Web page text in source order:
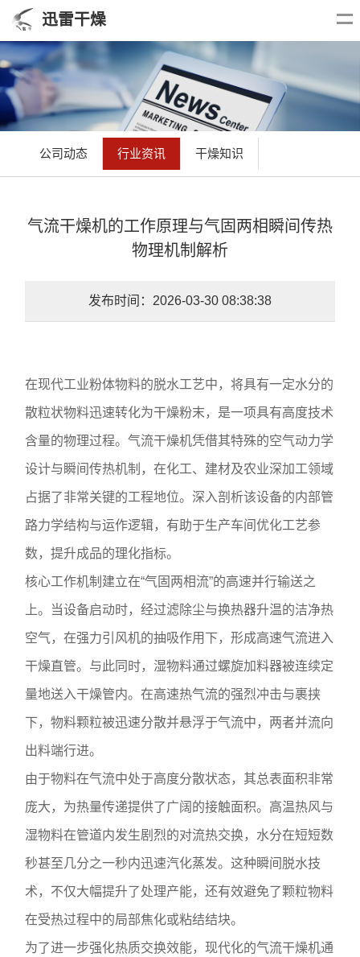
迅雷干燥
公司动态 行业资讯 干燥知识
气流干燥机的工作原理与气固两相瞬间传热
物理机制解析
发布时间：2026-03-30 08:38:38
在现代工业粉体物料的脱水工艺中，将具有一定水分的
散粒状物料迅速转化为干燥粉末，是一项具有高度技术
含量的物理过程。气流干燥机凭借其特殊的空气动力学
设计与瞬间传热机制，在化工、建材及农业深加工领域
占据了非常关键的工程地位。深入剖析该设备的内部管
路力学结构与运作逻辑，有助于生产车间优化工艺参
数，提升成品的理化指标。
核心工作机制建立在“气固两相流”的高速并行输送之
上。当设备启动时，经过滤除尘与换热器升温的洁净热
空气，在强力引风机的抽吸作用下，形成高速气流进入
干燥直管。与此同时，湿物料通过螺旋加料器被连续定
量地送入干燥管内。在高速热气流的强烈冲击与裹挟
下，物料颗粒被迅速分散并悬浮于气流中，两者并流向
出料端行进。
由于物料在气流中处于高度分散状态，其总表面积非常
庞大，为热量传递提供了广阔的接触面积。高温热风与
湿物料在管道内发生剧烈的对流热交换，水分在短短数
秒甚至几分之一秒内迅速汽化蒸发。这种瞬间脱水技
术，不仅大幅提升了处理产能，还有效避免了颗粒物料
在受热过程中的局部焦化或粘结结块。
为了进一步强化热质交换效能，现代化的气流干燥机通